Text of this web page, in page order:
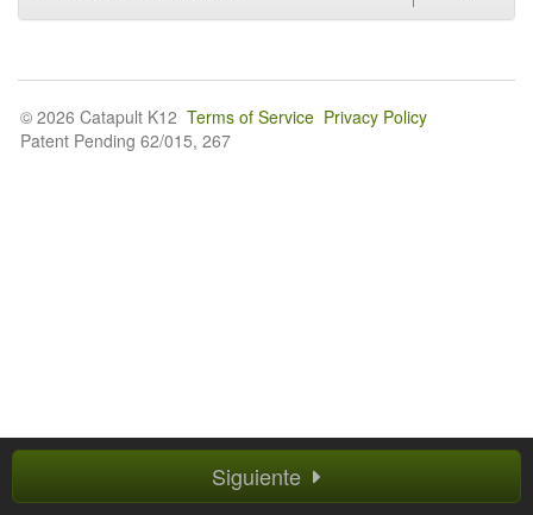
Siguiente
© 2026 Catapult K12 Terms of Service Privacy Policy
Patent Pending 62/015, 267